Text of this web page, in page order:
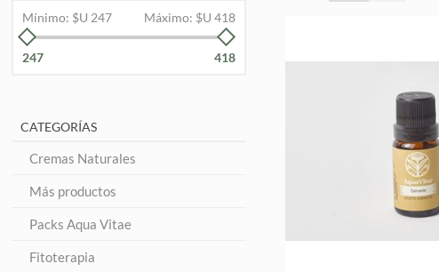
Mínimo: $U 247 Máximo: $U 418
247 418
CATEGORÍAS
Cremas Naturales
Más productos
Packs Aqua Vitae
Fitoterapia